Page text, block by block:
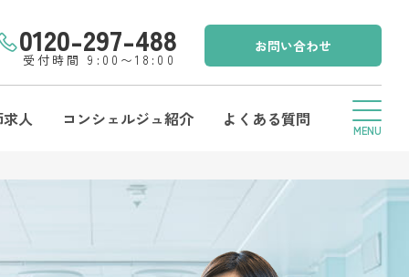
0120-297-488
受付時間 9:00〜18:00
お問い合わせ
人 コンシェルジュ紹介 よくある質問